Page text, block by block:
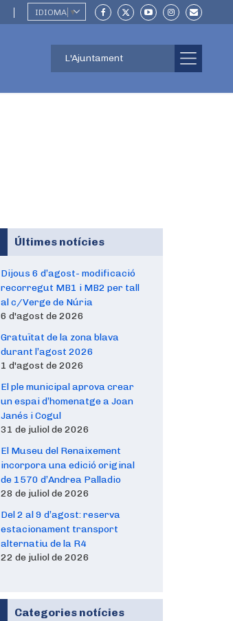
IDIOMA ▼
L'Ajuntament
Últimes notícies
Dijous 6 d’agost- modificació
recorregut MB1 i MB2 per tall
al c/Verge de Núria
6 d'agost de 2026
Gratuïtat de la zona blava
durant l’agost 2026
1 d'agost de 2026
El ple municipal aprova crear
un espai d’homenatge a Joan
Janés i Cogul
31 de juliol de 2026
El Museu del Renaixement
incorpora una edició original
de 1570 d’Andrea Palladio
28 de juliol de 2026
Del 2 al 9 d’agost: reserva
estacionament transport
alternatiu de la R4
22 de juliol de 2026
Categories notícies